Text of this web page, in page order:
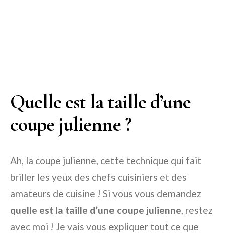
Quelle est la taille d’une
coupe julienne ?
Ah, la coupe julienne, cette technique qui fait
briller les yeux des chefs cuisiniers et des
amateurs de cuisine ! Si vous vous demandez
quelle est la taille d’une coupe julienne, restez
avec moi ! Je vais vous expliquer tout ce que